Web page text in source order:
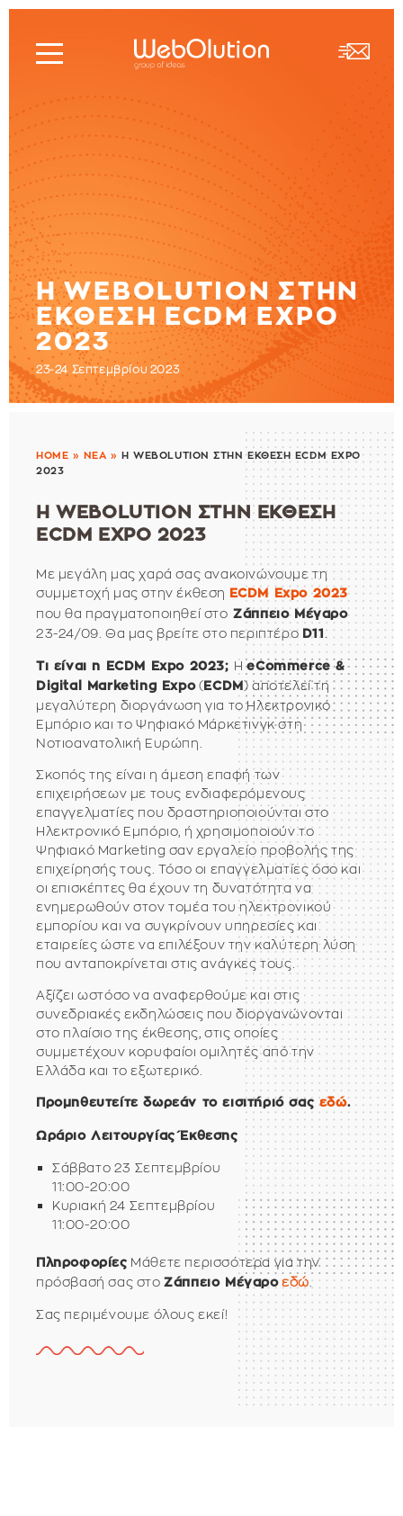
Η WEBΟLUTION ΣΤΗΝ
ΕΚΘΕΣΗ ECDM EXPO
2023
23-24 Σεπτεμβρίου 2023
HOME » ΝΕΑ »
Η WEBΟLUTION ΣΤΗΝ ΕΚΘΕΣΗ ECDM EXPO
2023
Η WEBΟLUTION ΣΤΗΝ ΕΚΘΕΣΗ
ECDM EXPO 2023
Με μεγάλη μας χαρά σας ανακοινώνουμε τη
συμμετοχή μας στην έκθεση
ECDM Expo 2023
που θα πραγματοποιηθεί στο Ζάππειο Μέγαρο
23-24/09. Θα μας βρείτε στo περιπτέρο D11 .
Τι είναι η ECDM Expo 2023; ΗeCommerce &
Digital Marketing Expo( ECDM ) αποτελεί τη
μεγαλύτερη διοργάνωση για το Ηλεκτρονικό
Εμπόριο και το Ψηφιακό Μάρκετινγκ στη
Νοτιοανατολική Ευρώπη.
Σκοπός της είναι η άμεση επαφή των
επιχειρήσεων με τους ενδιαφερόμενους
επαγγελματίες που δραστηριοποιούνται στο
Ηλεκτρονικό Εμπόριο, ή χρησιμοποιούν το
Ψηφιακό Marketing σαν εργαλείο προβολής της
επιχείρησής τους. Τόσο οι επαγγελματίες όσο και
οι επισκέπτες θα έχουν τη δυνατότητα να
ενημερωθούν στον τομέα του ηλεκτρονικού
εμπορίου και να συγκρίνουν υπηρεσίες και
εταιρείες ώστε να επιλέξουν την καλύτερη λύση
που ανταποκρίνεται στις ανάγκες τους.
Αξίζει ωστόσο να αναφερθούμε και στις
συνεδριακές εκδηλώσεις που διοργανώνονται
στο πλαίσιο της έκθεσης, στις οποίες
συμμετέχουν κορυφαίοι ομιλητές από την
Ελλάδα και το εξωτερικό.
Προμηθευτείτε δωρεάν το εισιτήριό σαςεδώ.
Ωράριο Λειτουργίας Έκθεσης
Σάββατο 23 Σεπτεμβρίου
11:00-20:00
Κυριακή 24 Σεπτεμβρίου
11:00-20:00
Πληροφορίες Μάθετε περισσότερα για την
πρόσβασή σας στοΖάππειο Μέγαρο εδώ.
Σας περιμένουμε όλους εκεί!